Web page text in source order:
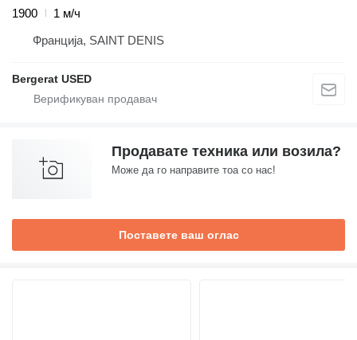
1900
1 м/ч
Франција, SAINT DENIS
Bergerat USED
Продавате техника или возила?
Може да го направите тоа со нас!
Поставете ваш оглас